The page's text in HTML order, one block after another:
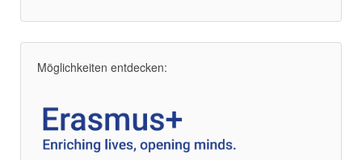
Möglichkeiten entdecken: